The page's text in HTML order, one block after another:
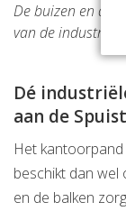
De buizen en de
van de
Dé
aan de
Het
beschikt dan wel
en de balken